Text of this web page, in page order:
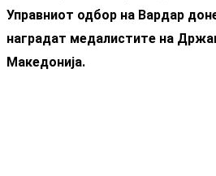
Управниот одбор на Вардар
наградат медалистите на
Македонија.